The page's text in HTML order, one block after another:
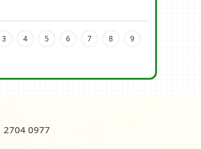
3 4 5 6 7 8 9
2704 0977